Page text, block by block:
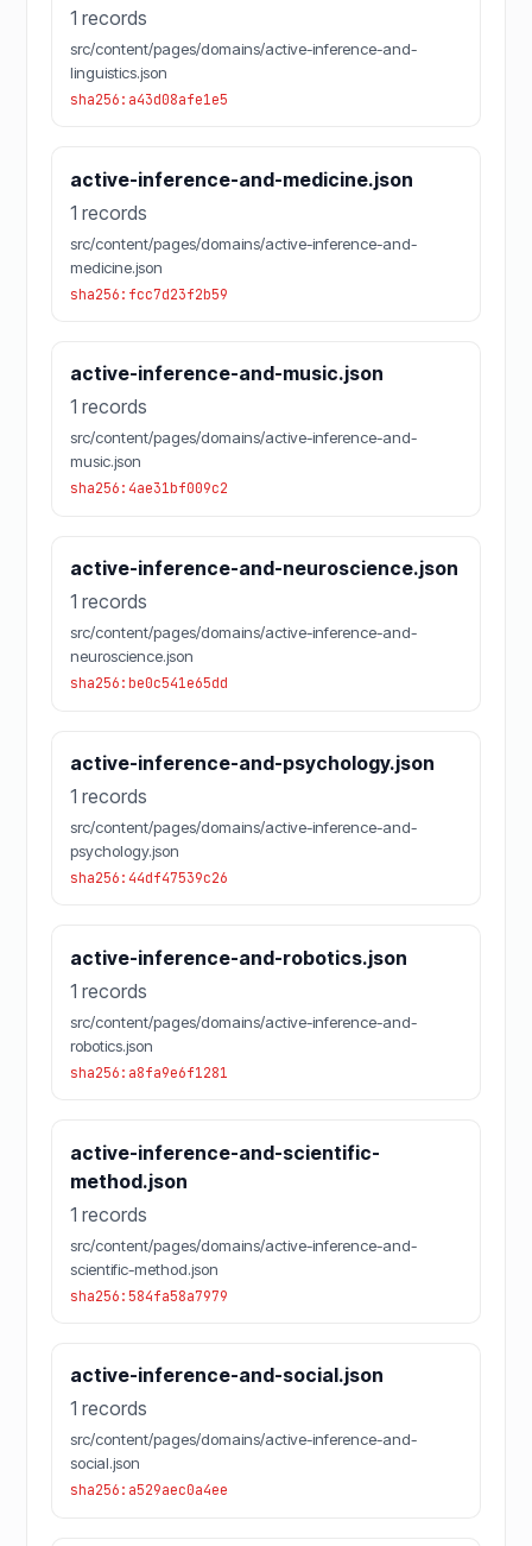
1 records
src/content/pages/domains/active-inference-and-
linguistics.json
sha256:a43d08afe1e5
active-inference-and-medicine.json
1 records
src/content/pages/domains/active-inference-and-
medicine.json
sha256:fcc7d23f2b59
active-inference-and-music.json
1 records
src/content/pages/domains/active-inference-and-
music.json
sha256:4ae31bf009c2
active-inference-and-neuroscience.json
1 records
src/content/pages/domains/active-inference-and-
neuroscience.json
sha256:be0c541e65dd
active-inference-and-psychology.json
1 records
src/content/pages/domains/active-inference-and-
psychology.json
sha256:44df47539c26
active-inference-and-robotics.json
1 records
src/content/pages/domains/active-inference-and-
robotics.json
sha256:a8fa9e6f1281
active-inference-and-scientific-
method.json
1 records
src/content/pages/domains/active-inference-and-
scientific-method.json
sha256:584fa58a7979
active-inference-and-social.json
1 records
src/content/pages/domains/active-inference-and-
social.json
sha256:a529aec0a4ee